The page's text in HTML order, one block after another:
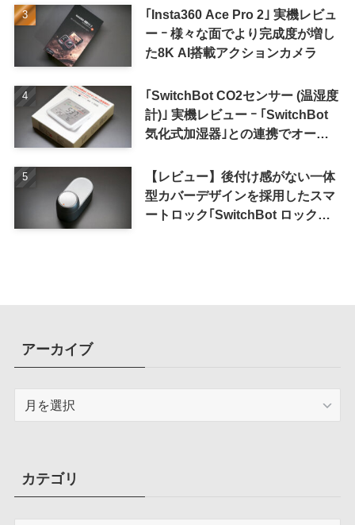
｢Insta360 Ace Pro 2｣ 実機レビュ
ー ｰ 様々な面でより完成度が増し
た8K AI搭載アクションカメラ
｢SwitchBot CO2センサー (温湿度
計)｣ 実機レビュー ｰ ｢SwitchBot
気化式加湿器｣との連携でオート
【レビュー】後付け感がない一体
型カバーデザインを採用したスマ
ートロック｢SwitchBot ロック
アーカイブ
ブカテゴリ